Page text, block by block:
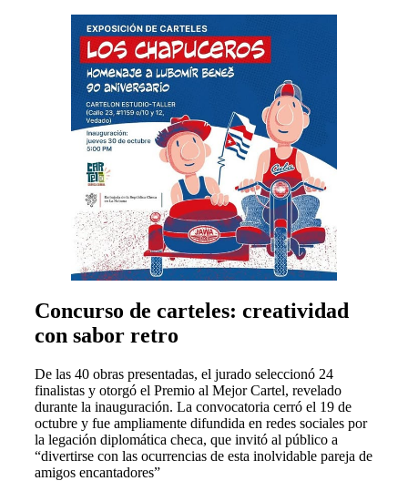
Concurso de carteles: creatividad
con sabor retro
De las 40 obras presentadas, el jurado seleccionó 24
finalistas y otorgó el Premio al Mejor Cartel, revelado
durante la inauguración. La convocatoria cerró el 19 de
octubre y fue ampliamente difundida en redes sociales por
la legación diplomática checa, que invitó al público a
“divertirse con las ocurrencias de esta inolvidable pareja de
amigos encantadores”